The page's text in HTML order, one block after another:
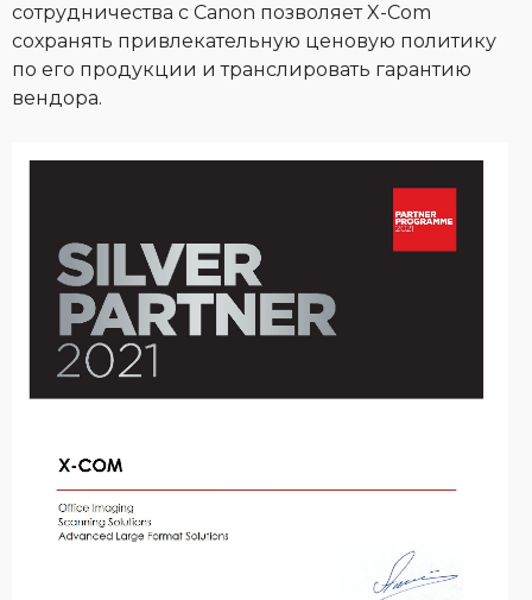
сотрудничества с Canon позволяет X-Com
сохранять привлекательную ценовую политику
по его продукции и транслировать гарантию
вендора.